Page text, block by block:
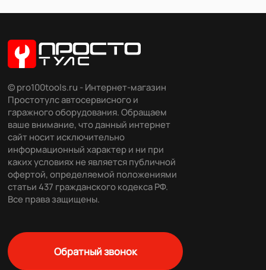
© pro100tools.ru - Интернет-магазин
Простотулс автосервисного и
гаражного оборудования. Обращаем
ваше внимание, что данный интернет
сайт носит исключительно
информационный характер и ни при
каких условиях не является публичной
офертой, определяемой положениями
статьи 437 гражданского кодекса РФ.
Все права защищены.
Обратный звонок